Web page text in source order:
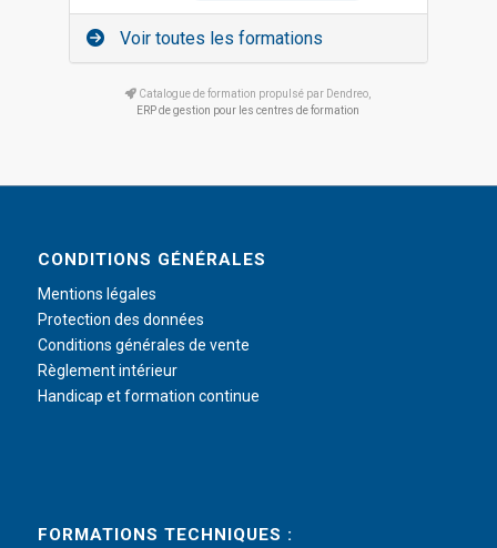
Voir toutes les formations
Catalogue de formation propulsé par Dendreo,
ERP de gestion pour les centres de formation
CONDITIONS GÉNÉRALES
Mentions légales
Protection des données
Conditions générales de vente
Règlement intérieur
Handicap et formation continue
FORMATIONS TECHNIQUES :